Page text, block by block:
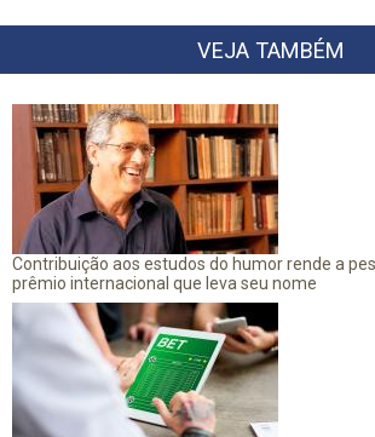
VEJA TAMBÉM
Contribuição aos estudos do humor rende a
prêmio internacional que leva seu nome